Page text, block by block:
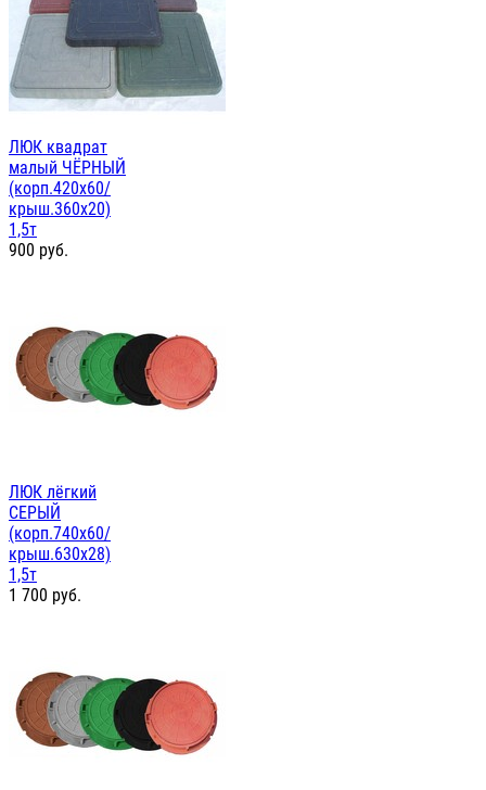
ЛЮК квадрат
малый ЧЁРНЫЙ
(корп.420х60/
крыш.360х20)
1,5т
900 руб.
ЛЮК лёгкий
СЕРЫЙ
(корп.740х60/
крыш.630х28)
1,5т
1 700 руб.